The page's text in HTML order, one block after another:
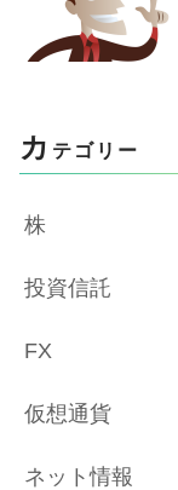
カ テゴリー
株
投資信託
FX
仮想通貨
ネット情報